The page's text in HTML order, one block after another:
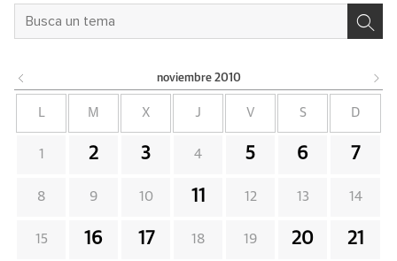
noviembre 2010
L M X J V S D
1 2 3 4 5 6 7
8 9 10 11 12 13 14
15 16 17 18 19 20 21